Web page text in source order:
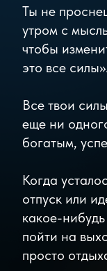
Ты
сказал один
должен
второй.
гурджиев, -
тюрьмы,
знать что ты
Пока ты